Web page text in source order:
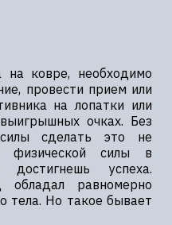
на ковре, необходимо
провести прием или
на лопатки или
очках. Без
сделать это не
физической силы в
успеха.
равномерно
тела. Но такое бывает